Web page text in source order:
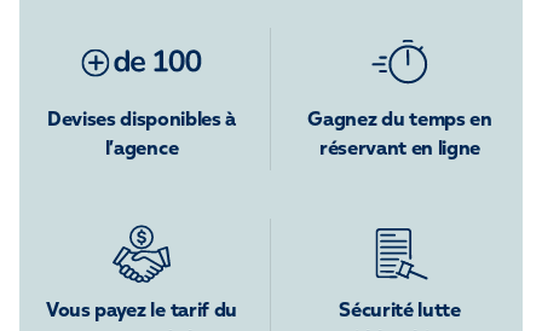
Devises disponibles à
l’agence
Gagnez du temps en
réservant en ligne
Vous payez le tarif du
Sécurité lutte